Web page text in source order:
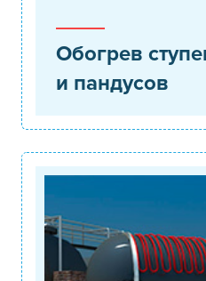
Обогрев
и пандусов